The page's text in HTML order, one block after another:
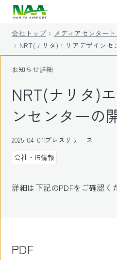
会社トップ メディアセンター
NRT(ナリタ)エリアデザインセ
お知らせ詳細
NRT(ナリタ)
ンセンターの
2025-04-01プレスリリース
会社・IR情報
詳細は下記のPDFをご確認く
PDF